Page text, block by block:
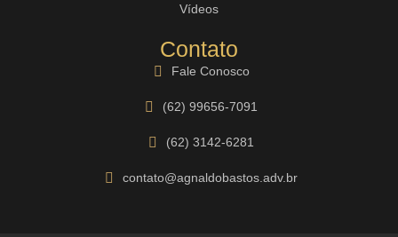
Vídeos
Contato
Fale Conosco
(62) 99656-7091
(62) 3142-6281
contato@agnaldobastos.adv.br